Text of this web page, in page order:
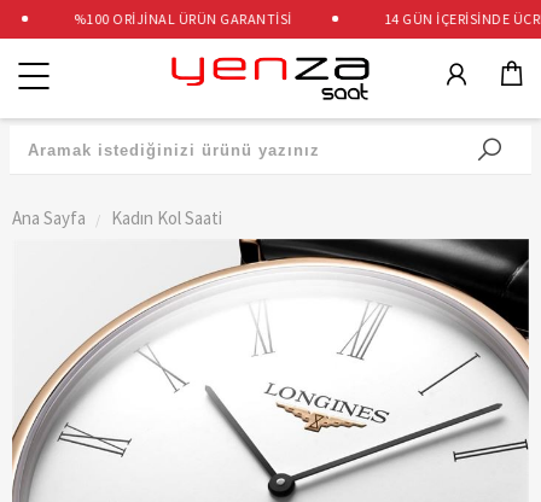
%100 ORİJİNAL ÜRÜN GARANTİSİ 14 GÜN İÇERİSİNDE
Kategoriler
Ana Sayfa Kadın Kol Saati